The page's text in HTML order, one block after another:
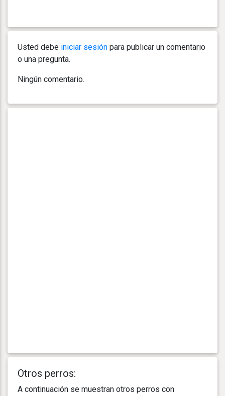
Usted debe iniciar sesión para publicar un comentario
o una pregunta.
Ningún comentario.
Otros perros:
A continuación se muestran otros perros con